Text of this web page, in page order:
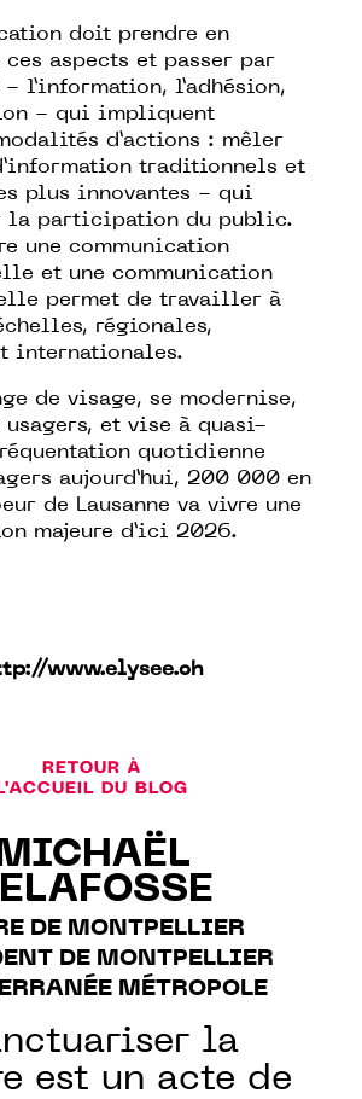
doit prendre en
ces aspects et passer par
l’information, l’adhésion,
- qui impliquent
d’actions : mêler
traditionnels et
plus innovantes - qui
la participation du public.
une communication
et une communication
permet de travailler à
régionales,
internationales.
de visage, se modernise,
usagers, et vise à quasi-
quotidienne
aujourd’hui, 200 000 en
de Lausanne va vivre une
majeure d’ici 2026.
www.elysee.ch
RETOUR À
L'ACCUEIL DU BLOG
MICHAËL
DE MONTPELLIER
DE MONTPELLIER
MÉTROPOLE
la
est un acte de